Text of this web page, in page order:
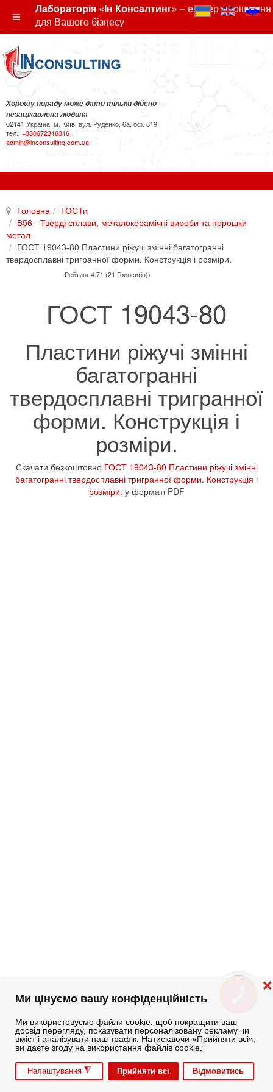
Ми цінуємо вашу конфіденційність
Ми використовуємо файли cookie, щоб покращити ваш
досвід перегляду, показувати персоналізовану рекламу чи
вміст і аналізувати наш трафік. Натискаючи «Прийняти всі»,
ви даєте згоду на використання файлів cookie.
Налаштування ◮ Прийняти всі Відмовитись
❌
Лабораторія «Ін Консалтинг» – експертні рішення
для Вашого бізнесу
Хорошу пораду може дати тільки дійсно
незацікавлена людина
02141 Україна, м. Київ, вул. Руденко, 6а, оф. 819
тел.: +380672316316
admin@inconsulting.com.ua
Головна
ГОСТи
В56 - Тверді сплави, металокерамічні вироби та порошки
метал
ГОСТ 19043-80 Пластини ріжучі змінні багатогранні
твердосплавні тригранної форми. Конструкція і розміри.
Рейтинг 4.71 (21 Голоси(ів))
ГОСТ 19043-80
Пластини ріжучі змінні
багатогранні
твердосплавні тригранної
форми. Конструкція і
розміри.
Скачати безкоштовно ГОСТ 19043-80 Пластини ріжучі змінні
багатогранні твердосплавні тригранної форми. Конструкція і
розміри. у форматі PDF